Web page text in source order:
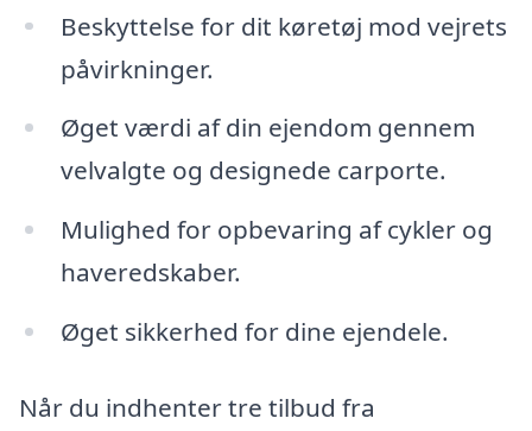
Beskyttelse for dit køretøj mod vejrets
påvirkninger.
Øget værdi af din ejendom gennem
velvalgte og designede carporte.
Mulighed for opbevaring af cykler og
haveredskaber.
Øget sikkerhed for dine ejendele.
Når du indhenter tre tilbud fra